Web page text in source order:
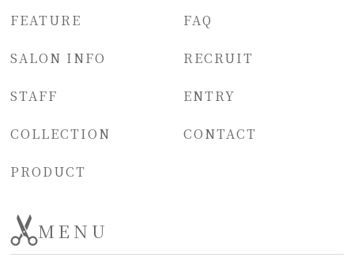
FEATURE
SALON INFO
STAFF
COLLECTION
PRODUCT
FAQ
RECRUIT
ENTRY
CONTACT
MENU